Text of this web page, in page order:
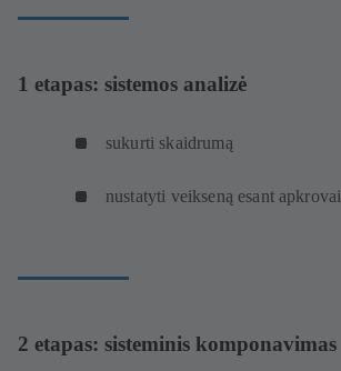
1 etapas: sistemos analizė
sukurti skaidrumą
nustatyti veikseną esant apkrovai
2 etapas: sisteminis komponavimas